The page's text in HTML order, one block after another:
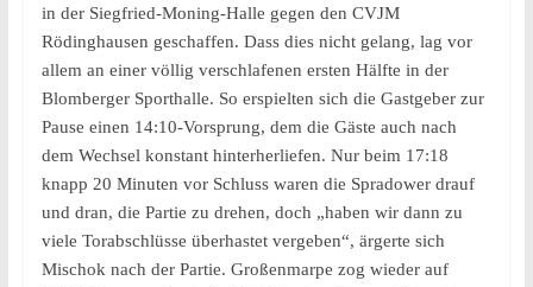
in der Siegfried-Moning-Halle gegen den CVJM
Rödinghausen geschaffen. Dass dies nicht gelang, lag vor
allem an einer völlig verschlafenen ersten Hälfte in der
Blomberger Sporthalle. So erspielten sich die Gastgeber zur
Pause einen 14:10-Vorsprung, dem die Gäste auch nach
dem Wechsel konstant hinterherliefen. Nur beim 17:18
knapp 20 Minuten vor Schluss waren die Spradower drauf
und dran, die Partie zu drehen, doch „haben wir dann zu
viele Torabschlüsse überhastet vergeben“, ärgerte sich
Mischok nach der Partie. Großenmarpe zog wieder auf